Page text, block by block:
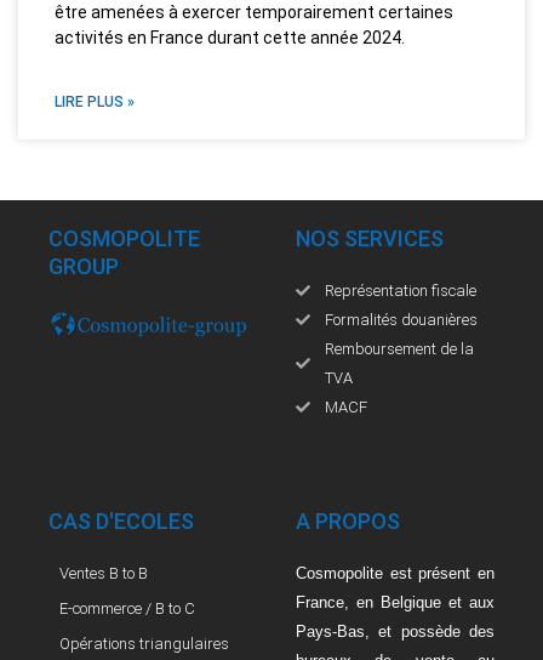
être amenées à exercer temporairement certaines
activités en France durant cette année 2024.
LIRE PLUS »
COSMOPOLITE
GROUP
NOS SERVICES
Représentation fiscale
Formalités douanières
Remboursement de la
TVA
MACF
CAS D'ECOLES
Ventes B to B
E-commerce / B to C
Opérations triangulaires
A PROPOS
Cosmopolite est présent en
France, en Belgique et aux
Pays-Bas, et possède des